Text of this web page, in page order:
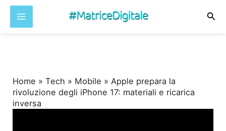
Home »Tech » Mobile »Apple prepara la
rivoluzione degli iPhone 17: materiali e ricarica
inversa